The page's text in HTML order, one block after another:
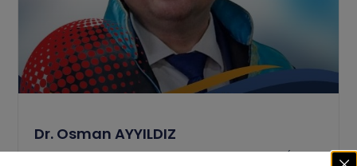
Dr. Osman AYYILDIZ
Danışma Kurulu Üyesi Dr. Osman Ayyıldız (MD &